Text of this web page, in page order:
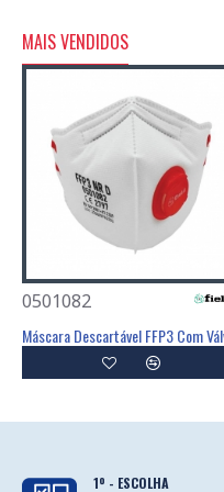
MAIS VENDIDOS
0501082
1º - ESCOLHA